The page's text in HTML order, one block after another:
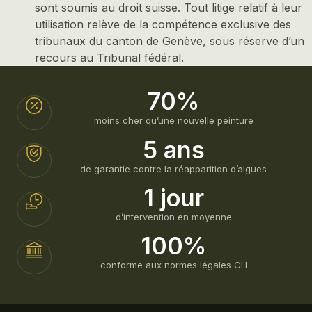
sont soumis au droit suisse. Tout litige relatif à leur
utilisation relève de la compétence exclusive des
tribunaux du canton de Genève, sous réserve d’un
recours au Tribunal fédéral.
70%
moins cher qu’une nouvelle peinture
5 ans
de garantie contre la réapparition d’algues
1 jour
d’intervention en moyenne
100%
conforme aux normes légales CH